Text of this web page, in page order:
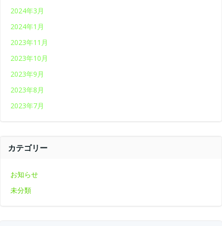
2024年3月
2024年1月
2023年11月
2023年10月
2023年9月
2023年8月
2023年7月
カテゴリー
お知らせ
未分類